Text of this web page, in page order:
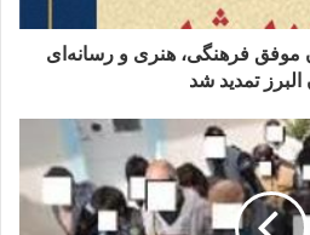
موفق فرهنگی، هنری و رسانه‌ای
البرز تمدید شد